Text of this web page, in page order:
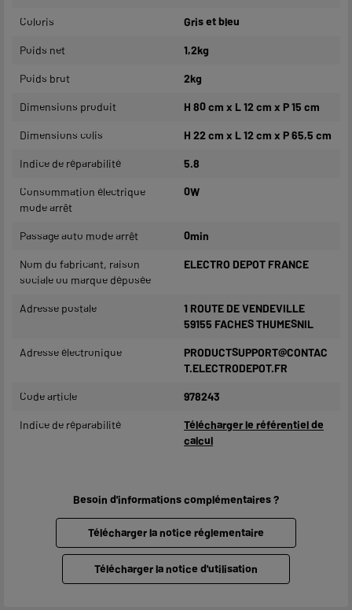
Coloris Gris et bleu
Poids net 1,2kg
Poids brut 2kg
Dimensions produit H 80 cm x L 12 cm x P 15 cm
Dimensions colis H 22 cm x L 12 cm x P 65,5 cm
Indice de réparabilité 5.8
Consommation électrique
mode arrêt
0W
Passage auto mode arrêt 0min
Nom du fabricant, raison
sociale ou marque déposée
ELECTRO DEPOT FRANCE
Adresse postale
1 ROUTE DE VENDEVILLE
59155 FACHES THUMESNIL
Adresse électronique
PRODUCTSUPPORT@CONTAC
T.ELECTRODEPOT.FR
Code article 978243
Indice de réparabilité
Télécharger le référentiel de
calcul
Besoin d'informations complémentaires ?
Télécharger la notice réglementaire
Télécharger la notice d'utilisation